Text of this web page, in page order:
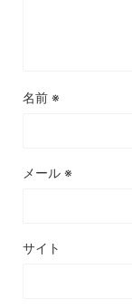
名前 ※
メール ※
サイト